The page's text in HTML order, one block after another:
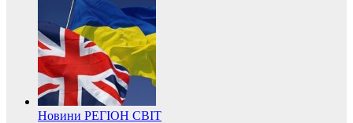
Новини РЕГІОН СВІТ